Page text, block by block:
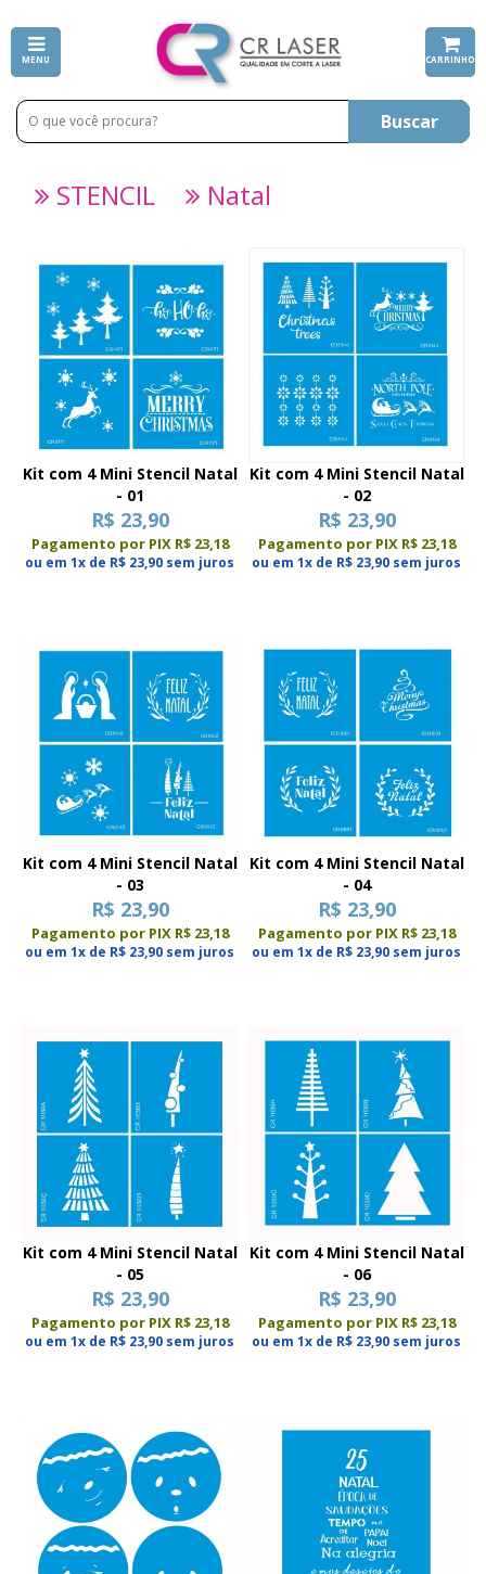
MENU CARRINHO
Buscar
STENCIL Natal
Kit com 4 Mini Stencil Natal
- 01
R$ 23,90
Pagamento por PIX R$ 23,18
ou em 1x de R$ 23,90 sem juros
Kit com 4 Mini Stencil Natal
- 02
R$ 23,90
Pagamento por PIX R$ 23,18
ou em 1x de R$ 23,90 sem juros
Kit com 4 Mini Stencil Natal
- 03
R$ 23,90
Pagamento por PIX R$ 23,18
ou em 1x de R$ 23,90 sem juros
Kit com 4 Mini Stencil Natal
- 04
R$ 23,90
Pagamento por PIX R$ 23,18
ou em 1x de R$ 23,90 sem juros
Kit com 4 Mini Stencil Natal
- 05
R$ 23,90
Pagamento por PIX R$ 23,18
ou em 1x de R$ 23,90 sem juros
Kit com 4 Mini Stencil Natal
- 06
R$ 23,90
Pagamento por PIX R$ 23,18
ou em 1x de R$ 23,90 sem juros